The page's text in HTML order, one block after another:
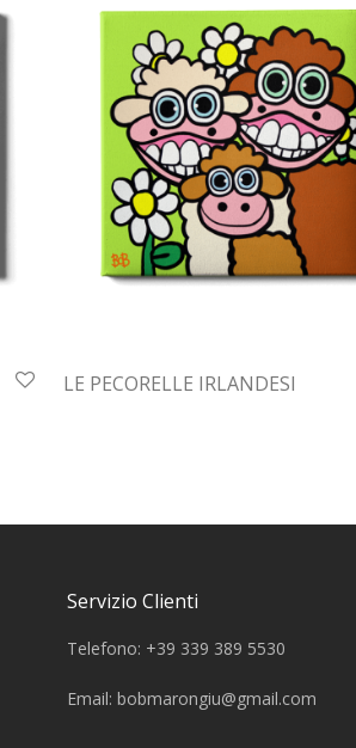
LE PECORELLE IRLANDESI
Servizio Clienti
Telefono: +39 339 389 5530
Email: bobmarongiu@gmail.com